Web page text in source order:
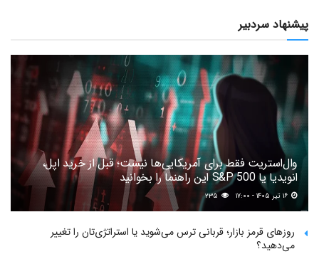
پیشنهاد سردبیر
وال‌استریت فقط برای آمریکایی‌ها نیست؛ قبل از خرید اپل،
انویدیا یا S&P 500 این راهنما را بخوانید
۲۳۵
روزهای قرمز بازار؛ قربانی ترس می‌شوید یا استراتژی‌تان را تغییر
می‌دهید؟